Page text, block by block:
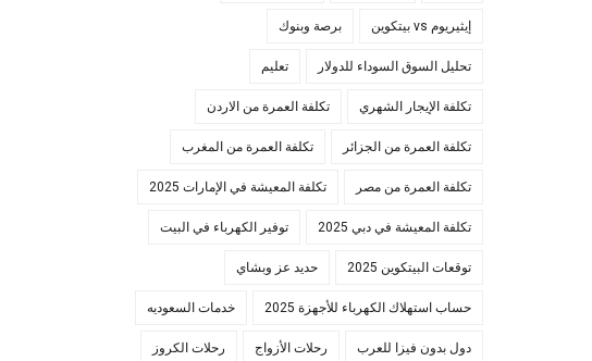
إيثيريوم vs بيتكوين برصة وبنوك
تحليل السوق السوداء للدولار تعليم
تكلفة الإيجار الشهري تكلفة العمرة من الاردن
تكلفة العمرة من الجزائر تكلفة العمرة من المغرب
تكلفة العمرة من مصر تكلفة المعيشة في الإمارات 2025
تكلفة المعيشة في دبي 2025 توفير الكهرباء في البيت
توقعات البيتكوين 2025 حديد عز وبشاي
حساب استهلاك الكهرباء للأجهزة 2025 خدمات السعوديه
دول بدون فيزا للعرب رحلات الأزواج رحلات الكروز